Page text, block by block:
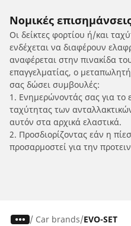
Νομικές
Οι δείκτες φορτίου ή/και
ενδέχεται να διαφέρουν
αναφέρεται στην πινακίδα
επαγγελματίας, ο
σας δώσει συμβουλές:
1. Ενημερώνοντάς σας για το
ταχύτητας των
αυτόν στα αρχικά ελαστικά.
2. Προσδιορίζοντας εάν η
προσαρμοστεί για την
/ Car brands EVO-SET